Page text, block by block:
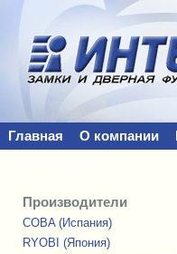
Главная О компании
Производители
COBA (Испания)
RYOBI (Япония)